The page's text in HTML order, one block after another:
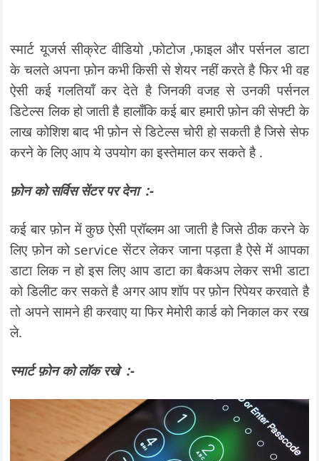
स्मार्ट यूजर्स सीक्रेट वीडियो ,फोटोज ,फाइल और पर्सनल डाटा
के चलते अपना फ़ोन कभी किसी से शेयर नहीं करते है फिर भी वह
ऐसी कई गलतियाँ कर देते है जिनकी वजह से उनकी पर्सनल
डिटेल्स लिक हो जाती है हालाँकि कई बार हमारी फ़ोन की सेफ्टी के
लाख कोशिश बाद भी फ़ोन से डिटेल्स चोरी हो सकती है जिसे सेफ
करने के लिए आप ये उपयोग का इस्तेमाल कर सकते है .
फ़ोन को सर्विस सेंटर पर देना :-
कई बार फ़ोन में कुछ ऐसी प्रॉब्लम आ जाती है जिसे ठीक करने के
लिए फ़ोन को service सेंटर लेकर जाना पड़ता है ऐसे में आपका
डाटा लिक न हो इस लिए आप डाटा का बैकअप लेकर सभी डाटा
को डिलीट कर सकते है अगर आप शॉप पर फ़ोन रिपेयर करवाते है
तो अपने सामने ही करवाए या फिर मेमोरी कार्ड को निकाल कर रख
ले.
स्मार्ट फ़ोन को लॉक रखे :-